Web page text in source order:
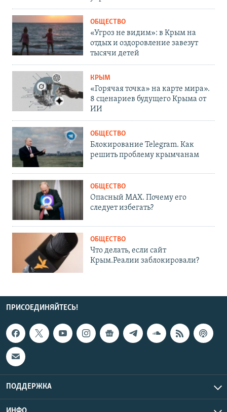
ОБЩЕСТВО
«Угроз не видим»: в Крым на
отдых и оздоровление завезут
тысячи детей
КРЫМ
«Горячая точка» на карте мира».
8 сценариев будущего Крыма от
ИИ
ОБЩЕСТВО
Блокирование Telegram. Как
решить проблему крымчанам
ОБЩЕСТВО
Опасный MAX. Почему его
следует избегать?
ОБЩЕСТВО
Что делать, если сайт
Крым.Реалии заблокировали?
ПРИСОЕДИНЯЙТЕСЬ!
ПОДДЕРЖКА